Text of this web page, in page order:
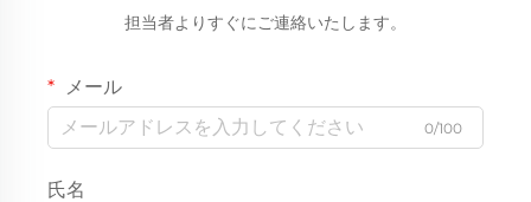
担当者よりすぐにご連絡いたします。
メール
0/100
氏名